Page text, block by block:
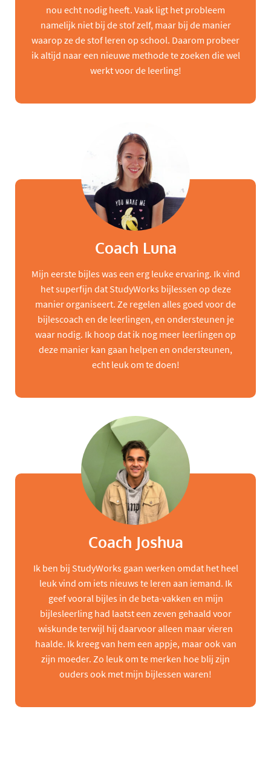
nou echt nodig heeft. Vaak ligt het probleem
namelijk niet bij de stof zelf, maar bij de manier
waarop ze de stof leren op school. Daarom probeer
ik altijd naar een nieuwe methode te zoeken die wel
werkt voor de leerling!
Coach Luna
Mijn eerste bijles was een erg leuke ervaring. Ik vind
het superfijn dat StudyWorks bijlessen op deze
manier organiseert. Ze regelen alles goed voor de
bijlescoach en de leerlingen, en ondersteunen je
waar nodig. Ik hoop dat ik nog meer leerlingen op
deze manier kan gaan helpen en ondersteunen,
echt leuk om te doen!
Coach Joshua
Ik ben bij StudyWorks gaan werken omdat het heel
leuk vind om iets nieuws te leren aan iemand. Ik
geef vooral bijles in de beta-vakken en mijn
bijlesleerling had laatst een zeven gehaald voor
wiskunde terwijl hij daarvoor alleen maar vieren
haalde. Ik kreeg van hem een appje, maar ook van
zijn moeder. Zo leuk om te merken hoe blij zijn
ouders ook met mijn bijlessen waren!